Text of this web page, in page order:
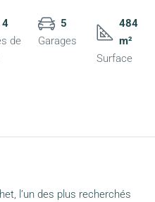
4
de
5
Garages
484
m²
Surface
l’un des plus recherchés